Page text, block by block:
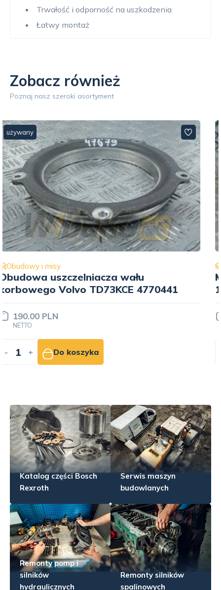
Trwałość i odporność na uszkodzenia
Łatwy montaż
Zobacz również
Poznaj nasz szeroki asortyment
używany
Obudowy i misy
Misa olejowa Volvo TD73 11031681-
1
1 500.00 PLN
NETTO
- + Do koszyka
Katalog części Bosch
Rexroth
Serwis maszyn
budowlanych
Remonty pomp i
silników
hydraulicznych
Remonty silników
spalinowych